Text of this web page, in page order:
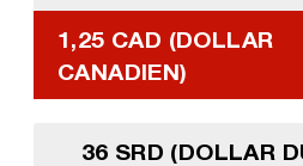
1,25 CAD (DOLLAR
CANADIEN)
36 SRD (DOLLAR